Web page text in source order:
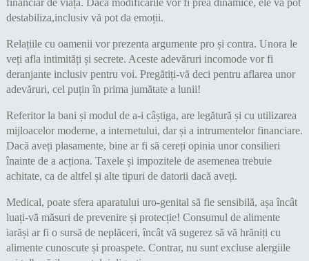
financiar de viață. Dacă modificările vor fi prea dinamice, ele vă pot
destabiliza,inclusiv vă pot da emoții.
Relațiile cu oamenii vor prezenta argumente pro și contra. Unora le
veți afla intimități și secrete. Aceste adevăruri incomode vor fi
deranjante inclusiv pentru voi. Pregătiți-vă deci pentru aflarea unor
adevăruri, cel puțin în prima jumătate a lunii!
Referitor la bani și modul de a-i câștiga, are legătură și cu utilizarea
mijloacelor moderne, a internetului, dar și a intrumentelor financiare.
Dacă aveți plasamente, bine ar fi să cereți opinia unor consilieri
înainte de a acționa. Taxele și impozitele de asemenea trebuie
achitate, ca de altfel și alte tipuri de datorii dacă aveți.
Medical, poate sfera aparatului uro-genital să fie sensibilă, așa încât
luați-vă măsuri de prevenire și protecție! Consumul de alimente
iarăși ar fi o sursă de neplăceri, încât vă sugerez să vă hrăniți cu
alimente cunoscute și proaspete. Contrar, nu sunt excluse alergiile